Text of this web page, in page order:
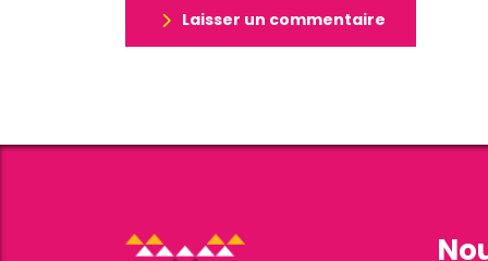
Laisser un commentaire